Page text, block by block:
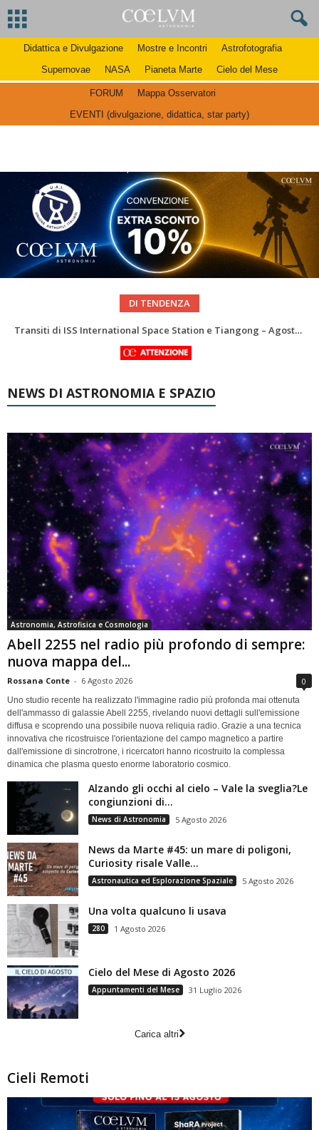
Didattica e Divulgazione Mostre e Incontri
Astrofotografia
Supernovae
NASA Pianeta Marte Cielo del Mese
FORUM
Mappa Osservatori
EVENTI (divulgazione, didattica, star party)
DI TENDENZA
La Luna del Mese – Agosto 2026
Le costellazioni di Agosto 2026: Delfino
NEWS DI ASTRONOMIA E SPAZIO
Astronomia, Astrofisica e Cosmologia
Abell 2255 nel radio più profondo di sempre:
nuova mappa del...
Rossana Conte - 6 Agosto 2026 0
Uno studio recente ha realizzato l'immagine radio più profonda mai ottenuta
dell'ammasso di galassie Abell 2255, rivelando nuovi dettagli sull'emissione
diffusa e scoprendo una possibile nuova reliquia radio. Grazie a una tecnica
innovativa che ricostruisce l'orientazione del campo magnetico a partire
dall'emissione di sincrotrone, i ricercatori hanno ricostruito la complessa
dinamica che plasma questo enorme laboratorio cosmico.
Alzando gli occhi al cielo – Vale la sveglia?Le
congiunzioni di...
News di Astronomia 5 Agosto 2026
News da Marte #45: un mare di poligoni,
Curiosity risale Valle...
Astronautica ed Esplorazione Spaziale 5 Agosto 2026
Una volta qualcuno li usava
280 1 Agosto 2026
Cielo del Mese di Agosto 2026
Appuntamenti del Mese 31 Luglio 2026
Carica altri
Cieli Remoti